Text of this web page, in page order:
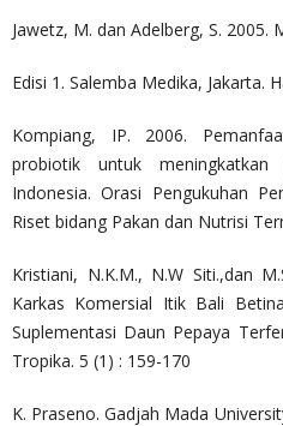
Jawetz, M. dan Adelberg, S. 2005.
Edisi 1. Salemba Medika, Jakarta.
Kompiang, IP. 2006.
probiotik untuk
Indonesia. Orasi Pengukuhan
Riset bidang Pakan dan Nutrisi
Kristiani, N.K.M., N.W Siti.,dan
Karkas Komersial Itik Bali
Suplementasi Daun Pepaya
Tropika. 5 (1) : 159-170
K. Praseno. Gadjah Mada